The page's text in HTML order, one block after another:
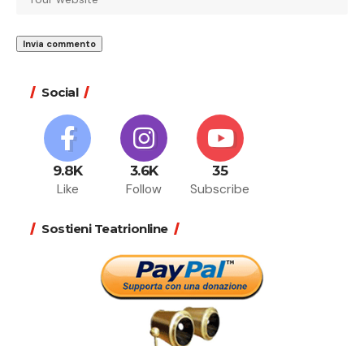
Social
9.8K
Like
3.6K
Follow
35
Subscribe
Sostieni Teatrionline